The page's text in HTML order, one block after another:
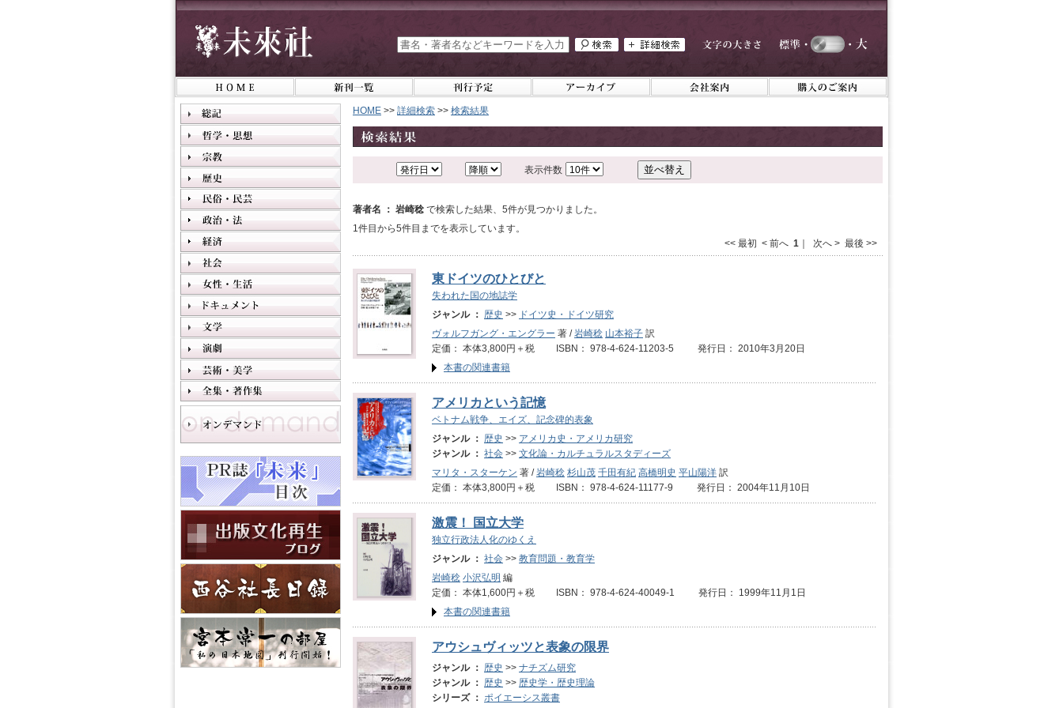
HOME >> 詳細検索 >> 検索結果
表示件数
著者名 ： 岩崎稔 で検索した結果、5件が見つかりました。
1件目から5件目までを表示しています。
<< 最初 < 前へ 1 ｜ 次へ > 最後 >>
東ドイツのひとびと
失われた国の地誌学
ジャンル ： 歴史 >> ドイツ史・ドイツ研究
ヴォルフガング・エングラー 著 /岩崎稔 山本裕子 訳
定価： 本体3,800円＋税 ISBN： 978-4-624-11203-5 発行日： 2010年3月20日
本書の関連書籍
アメリカという記憶
ベトナム戦争、エイズ、記念碑的表象
ジャンル ： 歴史 >> アメリカ史・アメリカ研究
ジャンル ： 社会 >> 文化論・カルチュラルスタディーズ
マリタ・スターケン 著 /岩崎稔 杉山茂 千田有紀 高橋明史 平山陽洋 訳
定価： 本体3,800円＋税 ISBN： 978-4-624-11177-9 発行日： 2004年11月10日
激震！ 国立大学
独立行政法人化のゆくえ
ジャンル ： 社会 >> 教育問題・教育学
岩崎稔 小沢弘明 編
定価： 本体1,600円＋税 ISBN： 978-4-624-40049-1 発行日： 1999年11月1日
本書の関連書籍
アウシュヴィッツと表象の限界
ジャンル ： 歴史 >> ナチズム研究
ジャンル ： 歴史 >> 歴史学・歴史理論
シリーズ ： ポイエーシス叢書